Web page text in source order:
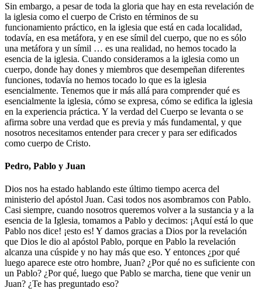
Sin embargo, a pesar de toda la gloria que hay en esta revelación de
la iglesia como el cuerpo de Cristo en términos de su
funcionamiento práctico, en la iglesia que está en cada localidad,
todavía, en esa metáfora, y en ese símil del cuerpo, que no es sólo
una metáfora y un símil … es una realidad, no hemos tocado la
esencia de la iglesia. Cuando consideramos a la iglesia como un
cuerpo, donde hay dones y miembros que desempeñan diferentes
funciones, todavía no hemos tocado lo que es la iglesia
esencialmente. Tenemos que ir más allá para comprender qué es
esencialmente la iglesia, cómo se expresa, cómo se edifica la iglesia
en la experiencia práctica. Y la verdad del Cuerpo se levanta o se
afirma sobre una verdad que es previa y más fundamental, y que
nosotros necesitamos entender para crecer y para ser edificados
como cuerpo de Cristo.
Pedro, Pablo y Juan
Dios nos ha estado hablando este último tiempo acerca del
ministerio del apóstol Juan. Casi todos nos asombramos con Pablo.
Casi siempre, cuando nosotros queremos volver a la sustancia y a la
esencia de la Iglesia, tomamos a Pablo y decimos: ¡Aquí está lo que
Pablo nos dice! ¡esto es! Y damos gracias a Dios por la revelación
que Dios le dio al apóstol Pablo, porque en Pablo la revelación
alcanza una cúspide y no hay más que eso. Y entonces ¿por qué
luego aparece este otro hombre, Juan? ¿Por qué no es suficiente con
un Pablo? ¿Por qué, luego que Pablo se marcha, tiene que venir un
Juan? ¿Te has preguntado eso?